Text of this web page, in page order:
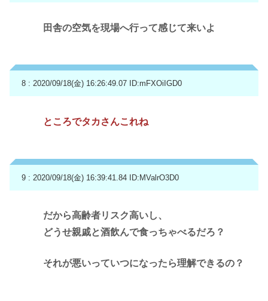
田舎の空気を現場へ行って感じて来いよ
8 : 2020/09/18(金) 16:26:49.07 ID:mFXOiIGD0
ところでタカさんこれね
9 : 2020/09/18(金) 16:39:41.84 ID:MValrO3D0
だから高齢者リスク高いし、
どうせ親戚と酒飲んで食っちゃべるだろ？
それが悪いっていつになったら理解できるの？